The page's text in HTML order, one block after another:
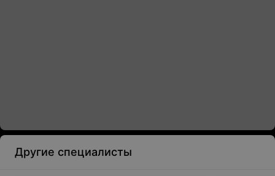
Другие специалисты